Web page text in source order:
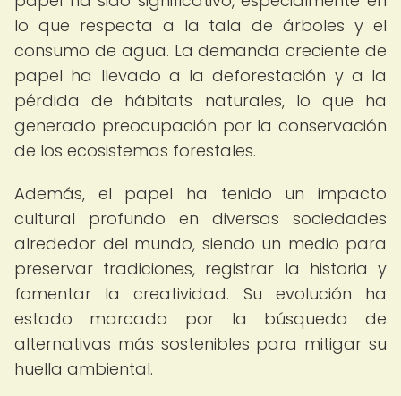
lo que respecta a la tala de árboles y el
consumo de agua. La demanda creciente de
papel ha llevado a la deforestación y a la
pérdida de hábitats naturales, lo que ha
generado preocupación por la conservación
de los ecosistemas forestales.
Además, el papel ha tenido un impacto
cultural profundo en diversas sociedades
alrededor del mundo, siendo un medio para
preservar tradiciones, registrar la historia y
fomentar la creatividad. Su evolución ha
estado marcada por la búsqueda de
alternativas más sostenibles para mitigar su
huella ambiental.